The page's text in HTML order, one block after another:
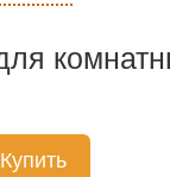
Купить